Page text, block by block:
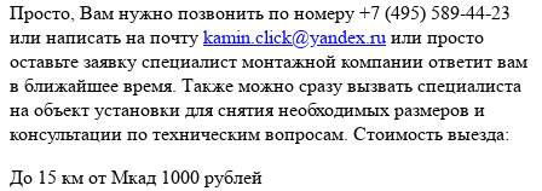
Просто, Вам нужно позвонить по номеру +7 (495) 589-44-23
или написать на почту kamin.click@yandex.ru или просто
оставьте заявку специалист монтажной компании ответит вам
в ближайшее время. Также можно сразу вызвать специалиста
на объект установки для снятия необходимых размеров и
консультации по техническим вопросам. Стоимость выезда:
До 15 км от Мкад 1000 рублей